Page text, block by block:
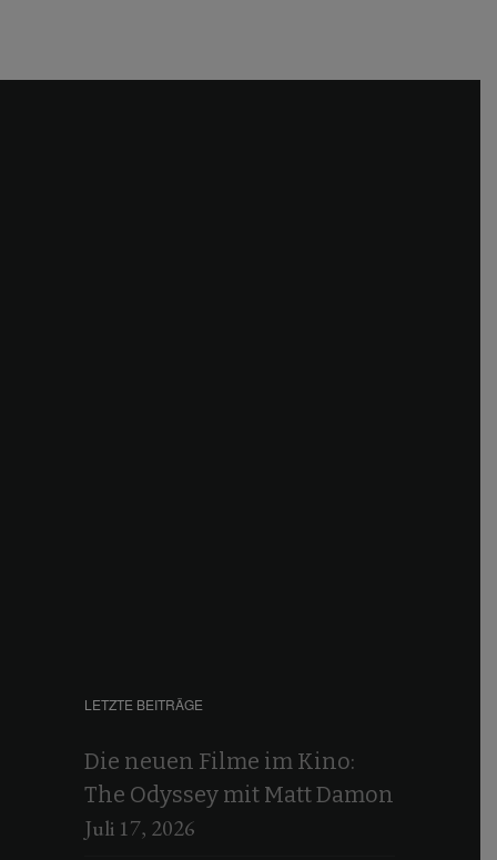
LETZTE BEITRÄGE
Die neuen Filme im Kino:
The Odyssey mit Matt Damon
Juli 17, 2026